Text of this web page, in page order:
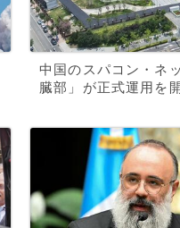
中国のスパコン・ネ
臓部」が正式運用を